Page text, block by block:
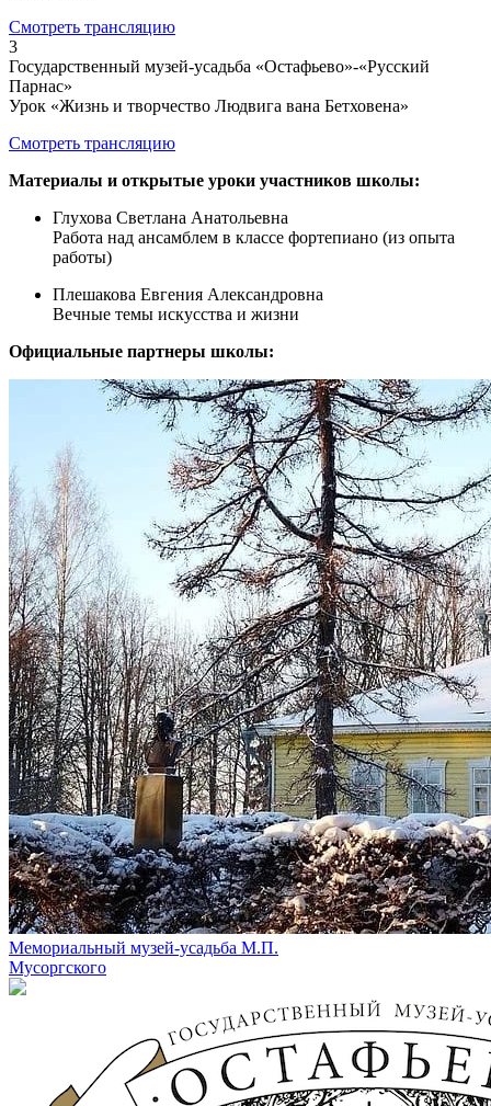
Смотреть трансляцию
3
Государственный музей-усадьба «Остафьево»-«Русский
Парнас»
Урок «Жизнь и творчество Людвига вана Бетховена»
Смотреть трансляцию
Материалы и открытые уроки участников школы:
Глухова Светлана Анатольевна
Работа над ансамблем в классе фортепиано (из опыта
работы)
Плешакова Евгения Александровна
Вечные темы искусства и жизни
Официальные партнеры школы:
Мемориальный музей-усадьба М.П.
Мусоргского